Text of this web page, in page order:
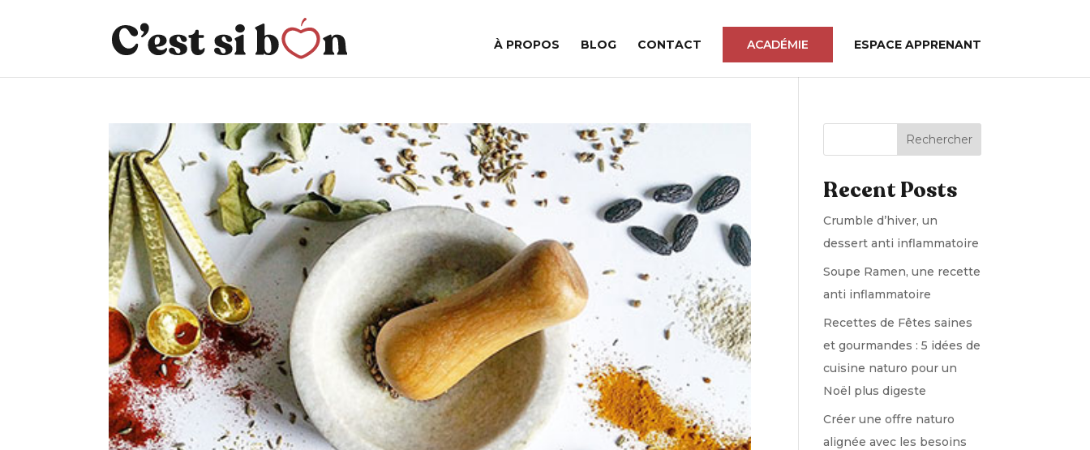
À PROPOS BLOG CONTACT ACADÉMIE ESPACE APPRENANT
Rechercher
Recent Posts
Crumble d’hiver, un
dessert anti inflammatoire
Soupe Ramen, une recette
anti inflammatoire
Recettes de Fêtes saines
et gourmandes : 5 idées de
cuisine naturo pour un
Noël plus digeste
Créer une offre naturo
alignée avec les besoins